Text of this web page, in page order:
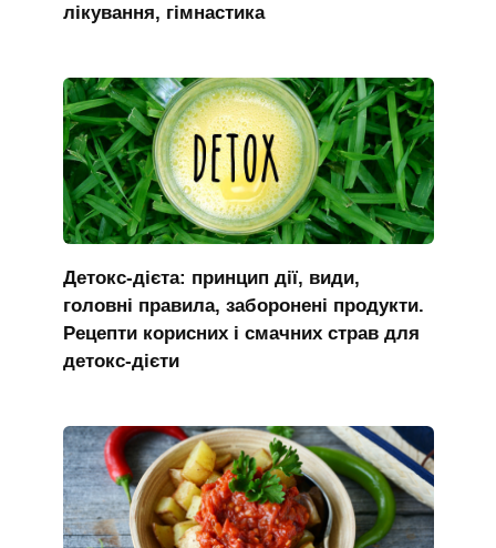
лікування, гімнастика
Детокс-дієта: принцип дії, види,
головні правила, заборонені продукти.
Рецепти корисних і смачних страв для
детокс-дієти